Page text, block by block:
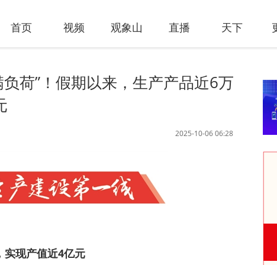
首页 视频 观象山 直播 天下
荷”！假期以来，生产产品近6万
2025-10-06 06:28
实现产值近4亿元